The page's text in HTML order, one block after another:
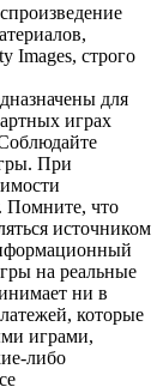
Images, строго
для
играх
При
Помните, что
источником
на реальные
ни в
которые
играми,
либо